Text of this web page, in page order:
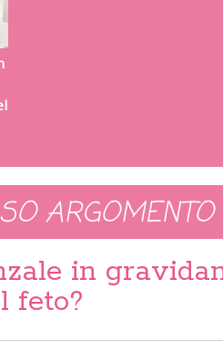
ARGOMENTO
in
feto?